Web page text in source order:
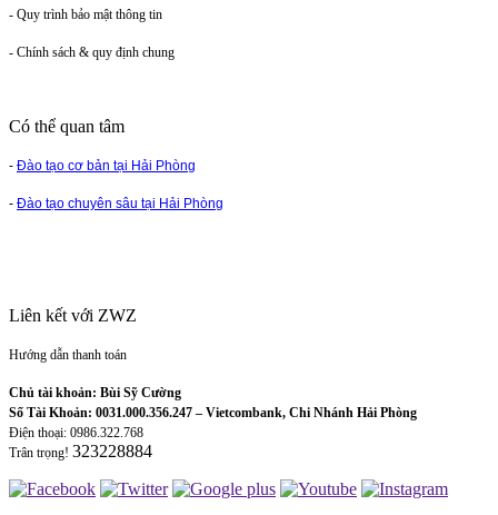
- Quy trình bảo mật thông tin
- Chính sách & quy định chung
Có thể quan tâm
- Đào tạo cơ bản tại Hải Phòng
- Đào tạo chuyên sâu tại Hải Phòng
Liên kết với ZWZ
Hướng dẫn thanh toán
Chủ tài khoản: Bùi Sỹ Cường
Số Tài Khoản: 0031.000.356.247 – Vietcombank, Chi Nhánh Hải Phòng
Điện thoại: 0986.322.768
Trân trọng! 323228884